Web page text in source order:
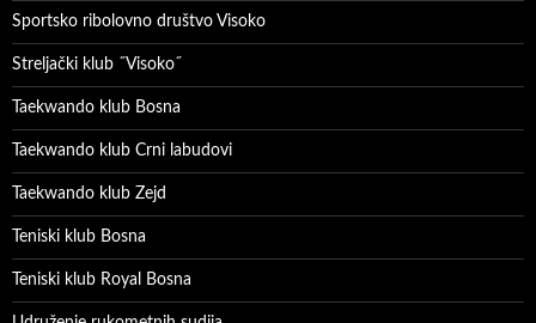
Sportsko ribolovno društvo Visoko
Streljački klub ˝Visoko˝
Taekwando klub Bosna
Taekwando klub Crni labudovi
Taekwando klub Zejd
Teniski klub Bosna
Teniski klub Royal Bosna